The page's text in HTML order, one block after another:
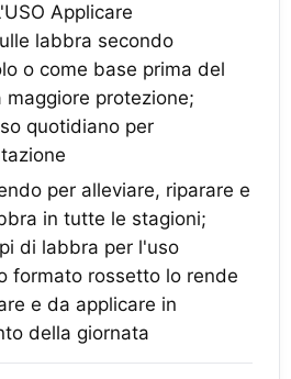
Applicare
labbra secondo
o come base prima del
maggiore protezione;
quotidiano per
per alleviare, riparare e
in tutte le stagioni;
di labbra per l'uso
formato rossetto lo rende
e da applicare in
della giornata